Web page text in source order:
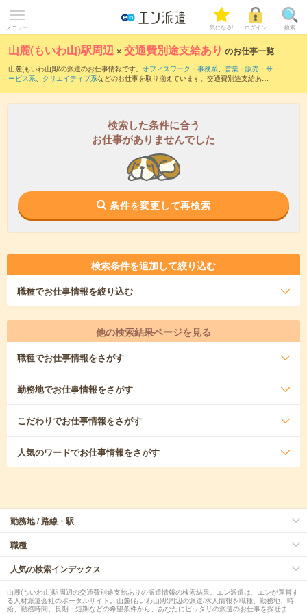
メニュー 気になる! ログイン 検索
山麓(もいわ山)駅周辺 ×交通費別途支給あり のお仕事一覧
山麓(もいわ山)駅の派遣のお仕事情報です。 オフィスワーク・事務系、 営業・販売・サ
ービス系、 クリエイティブ系などのお仕事を取り揃えています。交通費別途支給あり
検索した条件に合う
お仕事がありませんでした
条件を変更して再検索
検索条件を追加して絞り込む
職種でお仕事情報を絞り込む
他の検索結果ページを見る
職種でお仕事情報をさがす
勤務地でお仕事情報をさがす
こだわりでお仕事情報をさがす
人気のワードでお仕事情報をさがす
勤務地 / 路線・駅
職種
人気の検索インデックス
山麓(もいわ山)駅周辺の交通費別途支給ありの派遣情報の検索結果。エン派遣は、エンが運営す
る人材派遣会社のポータルサイト。山麓(もいわ山)駅周辺の派遣/求人情報を職種、勤務地、時
給、勤務時間、長期・短期などの希望条件から、あなたにピッタリの派遣のお仕事を探せま